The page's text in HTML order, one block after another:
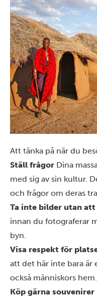
Att tänka på när du
Ställ frågor Dina
med sig av sin kultur.
och frågor om deras
Ta inte bilder utan
innan du fotograferar
byn.
Visa respekt för
att det här inte bara är
också människors hem.
Köp gärna souvenirer